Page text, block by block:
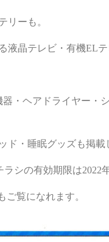
リーも。
晶テレビ・有機ELテ
・ヘアドライヤー・
・睡眠グッズも掲載
シの有効期限は2022
覧になれます。